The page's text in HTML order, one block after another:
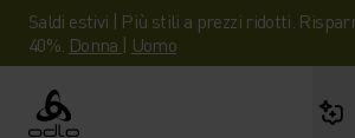
Saldi estivi | Più stili a prezzi ridotti.
40%. Donna | Uomo
Odlo